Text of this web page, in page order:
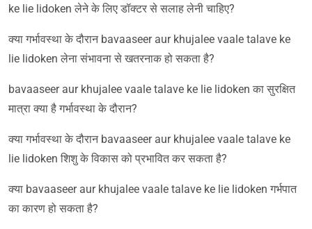
ke lie lidoken लेने के लिए डॉक्टर से सलाह लेनी चाहिए?
क्या गर्भावस्था के दौरान bavaaseer aur khujalee vaale talave ke
lie lidoken लेना संभावना से खतरनाक हो सकता है?
bavaaseer aur khujalee vaale talave ke lie lidoken का सुरक्षित
मात्रा क्या है गर्भावस्था के दौरान?
क्या गर्भावस्था के दौरान bavaaseer aur khujalee vaale talave ke
lie lidoken शिशु के विकास को प्रभावित कर सकता है?
क्या bavaaseer aur khujalee vaale talave ke lie lidoken गर्भपात
का कारण हो सकता है?